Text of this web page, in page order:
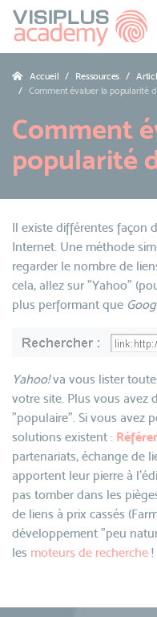
Accueil Ressources
Comment évaluer la popularité
Comment
popularité
Il existe différentes façon
Internet. Une méthode
regarder le nombre de
cela, allez sur "Yahoo"
plus performant que
Yahoo!va vous lister
votre site. Plus vous avez
"populaire". Si vous avez
solutions existent :
partenariats, échange de
apportent leur pierre à
pas tomber dans les
de liens à prix cassés
développement "peu
les moteurs de recherche !